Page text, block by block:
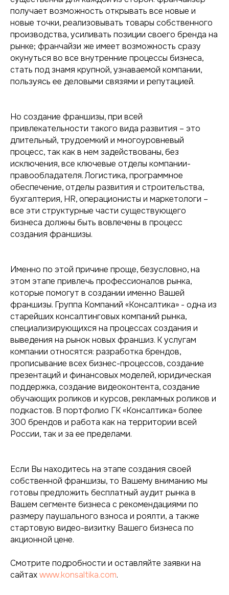
получает возможность открывать все новые и
новые точки, реализовывать товары собственного
производства, усиливать позиции своего бренда на
рынке; франчайзи же имеет возможность сразу
окунуться во все внутренние процессы бизнеса,
стать под знамя крупной, узнаваемой компании,
пользуясь ее деловыми связями и репутацией.
Но создание франшизы, при всей
привлекательности такого вида развития – это
длительный, трудоемкий и многоуровневый
процесс, так как в нем задействованы, без
исключения, все ключевые отделы компании-
правообладателя. Логистика, программное
обеспечение, отделы развития и строительства,
бухгалтерия, HR, операционисты и маркетологи –
все эти структурные части существующего
бизнеса должны быть вовлечены в процесс
создания франшизы.
Именно по этой причине проще, безусловно, на
этом этапе привлечь профессионалов рынка,
которые помогут в создании именно Вашей
франшизы. Группа Компаний «Консалтика» - одна из
старейших консалтинговых компаний рынка,
специализирующихся на процессах создания и
выведения на рынок новых франшиз. К услугам
компании относятся: разработка брендов,
прописывание всех бизнес-процессов, создание
презентаций и финансовых моделей, юридическая
поддержка, создание видеоконтента, создание
обучающих роликов и курсов, рекламных роликов и
подкастов. В портфолио ГК «Консалтика» более
300 брендов и работа как на территории всей
России, так и за ее пределами.
Если Вы находитесь на этапе создания своей
собственной франшизы, то Вашему вниманию мы
готовы предложить бесплатный аудит рынка в
Вашем сегменте бизнеса с рекомендациями по
размеру паушального взноса и роялти, а также
стартовую видео-визитку Вашего бизнеса по
акционной цене.
Смотрите подробности и оставляйте заявки на
сайтахwww.konsaltika.com.